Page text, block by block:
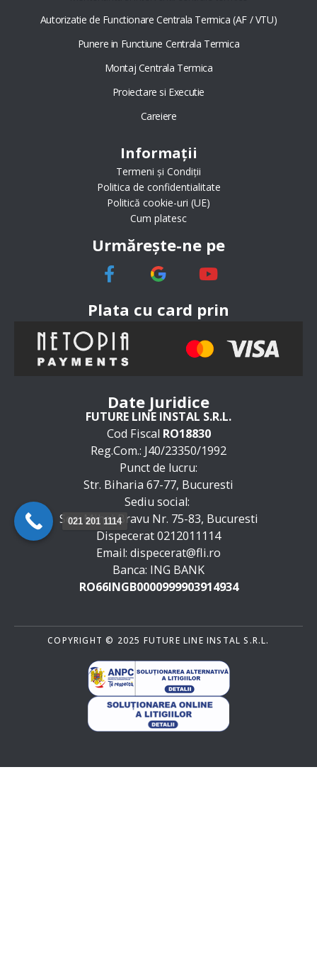
Autorizatie de Functionare Centrala Termica (AF / VTU)
Punere in Functiune Centrala Termica
Montaj Centrala Termica
Proiectare si Executie
Careiere
Informații
Termeni și Condiții
Politica de confidentialitate
Politică cookie-uri (UE)
Cum platesc
Urmărește-ne pe
Plata cu card prin
Date Juridice
FUTURE LINE INSTAL S.R.L.
Cod Fiscal RO18830
Reg.Com.: J40/23350/1992
Punct de lucru:
Str. Biharia 67-77, Bucuresti
Sediu social:
Sos. Mihai Bravu Nr. 75-83, Bucuresti
Dispecerat 0212011114
Email: dispecerat@fli.ro
Banca: ING BANK
RO66INGB0000999903914934
COPYRIGHT © 2025 FUTURE LINE INSTAL S.R.L.
021 201 1114